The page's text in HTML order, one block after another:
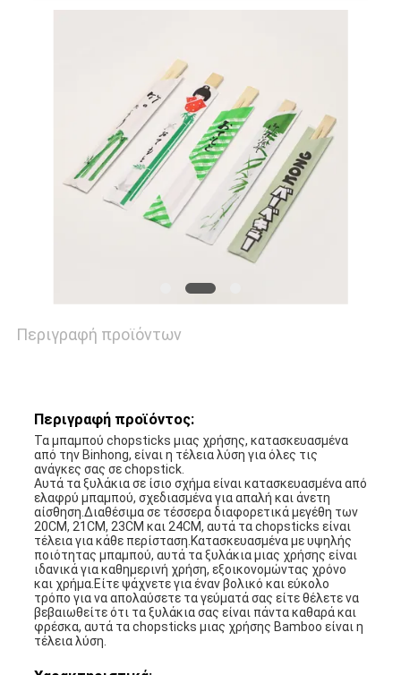
PRIVACY
Περιγραφή προϊόντων
Περιγραφή προϊόντος:
Τα μπαμπού chopsticks μιας χρήσης, κατασκευασμένα
από την Binhong, είναι η τέλεια λύση για όλες τις
ανάγκες σας σε chopstick.
Αυτά τα ξυλάκια σε ίσιο σχήμα είναι κατασκευασμένα από
ελαφρύ μπαμπού, σχεδιασμένα για απαλή και άνετη
αίσθηση.Διαθέσιμα σε τέσσερα διαφορετικά μεγέθη των
20CM, 21CM, 23CM και 24CM, αυτά τα chopsticks είναι
τέλεια για κάθε περίσταση.Κατασκευασμένα με υψηλής
ποιότητας μπαμπού, αυτά τα ξυλάκια μιας χρήσης είναι
ιδανικά για καθημερινή χρήση, εξοικονομώντας χρόνο
και χρήμα.Είτε ψάχνετε για έναν βολικό και εύκολο
τρόπο για να απολαύσετε τα γεύματά σας είτε θέλετε να
βεβαιωθείτε ότι τα ξυλάκια σας είναι πάντα καθαρά και
φρέσκα, αυτά τα chopsticks μιας χρήσης Bamboo είναι η
τέλεια λύση.